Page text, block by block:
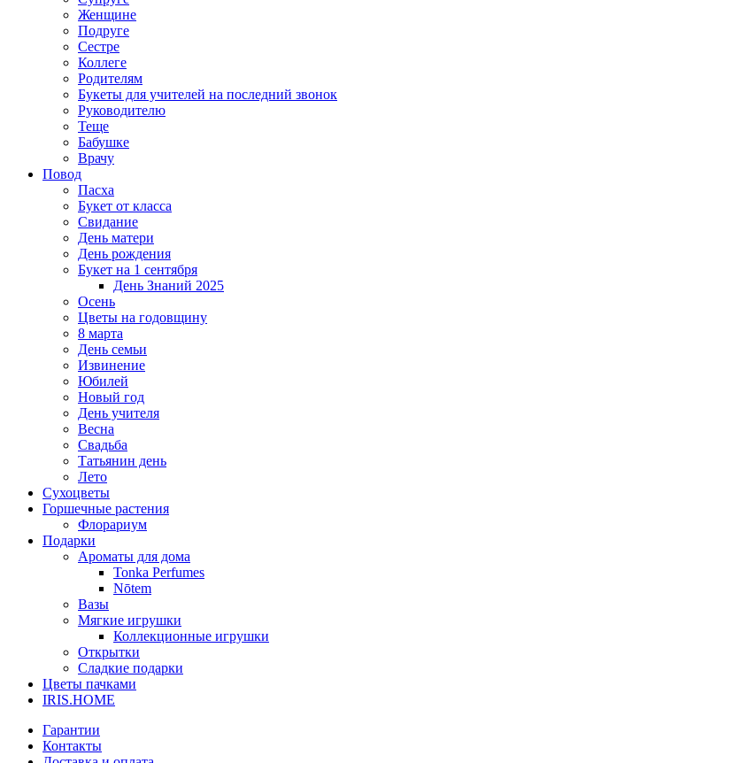
Женщине
Подруге
Сестре
Коллеге
Родителям
Букеты для учителей на последний звонок
Руководителю
Теще
Бабушке
Врачу
Повод
Пасха
Букет от класса
Свидание
День матери
День рождения
Букет на 1 сентября
День Знаний 2025
Осень
Цветы на годовщину
8 марта
День семьи
Извинение
Юбилей
Новый год
День учителя
Весна
Свадьба
Татьянин день
Лето
Сухоцветы
Горшечные растения
Флорариум
Подарки
Ароматы для дома
Tonka Perfumes
Nōtem
Вазы
Мягкие игрушки
Коллекционные игрушки
Открытки
Сладкие подарки
Цветы пачками
IRIS.HOME
Гарантии
Контакты